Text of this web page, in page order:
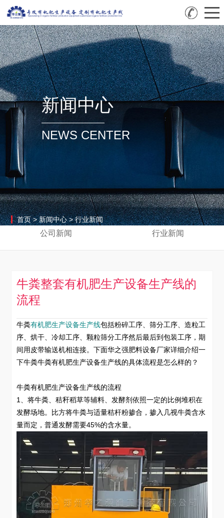
新闻中心
NEWS CENTER
首页>新闻中心>行业新闻
公司新闻 行业新闻
牛粪整套有机肥生产设备生产线的
流程
牛粪有机肥生产设备生产线包括粉碎工序、筛分工序、造粒工
序、烘干、冷却工序、颗粒筛分工序然后最后到包装工序，期
间用皮带输送机相连接。下面华之强肥料设备厂家详细介绍一
下牛粪牛粪有机肥生产设备生产线的具体流程是怎么样的？
牛粪有机肥生产设备生产线的流程
1、将牛粪、秸秆稻草等辅料、发酵剂依照一定的比例堆积在
发酵场地。比方将牛粪与适量秸杆粉掺合，掺入几视牛粪含水
量而定，普通发酵需要45%的含水量。